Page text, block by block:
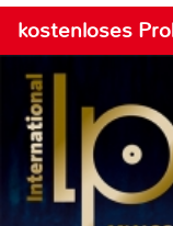
kostenloses